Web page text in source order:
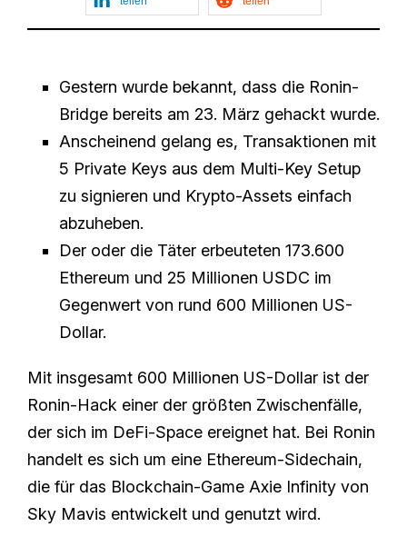
Gestern wurde bekannt, dass die Ronin-
Bridge bereits am 23. März gehackt wurde.
Anscheinend gelang es, Transaktionen mit
5 Private Keys aus dem Multi-Key Setup
zu signieren und Krypto-Assets einfach
abzuheben.
Der oder die Täter erbeuteten 173.600
Ethereum und 25 Millionen USDC im
Gegenwert von rund 600 Millionen US-
Dollar.
Mit insgesamt 600 Millionen US-Dollar ist der
Ronin-Hack einer der größten Zwischenfälle,
der sich im DeFi-Space ereignet hat. Bei Ronin
handelt es sich um eine Ethereum-Sidechain,
die für das Blockchain-Game Axie Infinity von
Sky Mavis entwickelt und genutzt wird.